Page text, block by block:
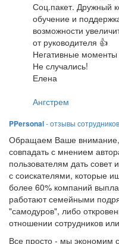
Соц.пакет. Дружный
обучение и
возможности
от руководителя 👍
Негативные моменты
Не случались!
Елена
Ангстрем
PPersonal- отзывы
Обращаем Ваше внимание,
совпадать с мнением
пользователям дать
с соискателями, которые
более 60% компаний
работают семейными
"самодуров", либо
отношении сотрудников
Все просто - мы экономим